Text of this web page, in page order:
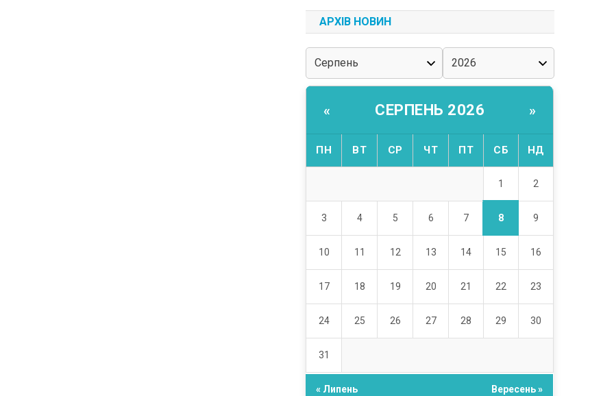
АРХІВ НОВИН
« СЕРПЕНЬ 2026 »
ПН ВТ СР ЧТ ПТ СБ НД
1 2
3 4 5 6 7 8 9
10 11 12 13 14 15 16
17 18 19 20 21 22 23
24 25 26 27 28 29 30
31
« Липень Вересень »